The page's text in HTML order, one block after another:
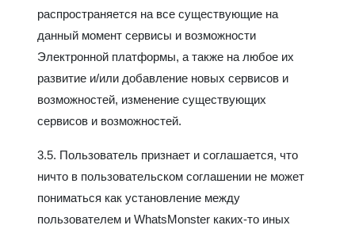
распространяется на все существующие на
данный момент сервисы и возможности
Электронной платформы, а также на любое их
развитие и/или добавление новых сервисов и
возможностей, изменение существующих
сервисов и возможностей.
3.5. Пользователь признает и соглашается, что
ничто в пользовательском соглашении не может
пониматься как установление между
пользователем и WhatsMonster каких-то иных